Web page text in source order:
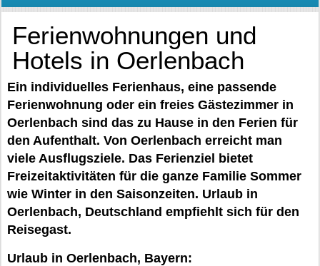
Ferienwohnungen und
Hotels in Oerlenbach
Ein individuelles Ferienhaus, eine passende
Ferienwohnung oder ein freies Gästezimmer in
Oerlenbach sind das zu Hause in den Ferien für
den Aufenthalt. Von Oerlenbach erreicht man
viele Ausflugsziele. Das Ferienziel bietet
Freizeitaktivitäten für die ganze Familie Sommer
wie Winter in den Saisonzeiten. Urlaub in
Oerlenbach, Deutschland empfiehlt sich für den
Reisegast.
Urlaub in Oerlenbach, Bayern: